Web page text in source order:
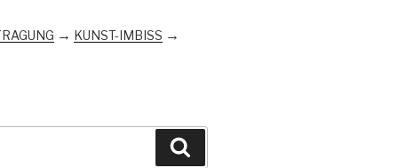
→ KUNST-IMBISS →